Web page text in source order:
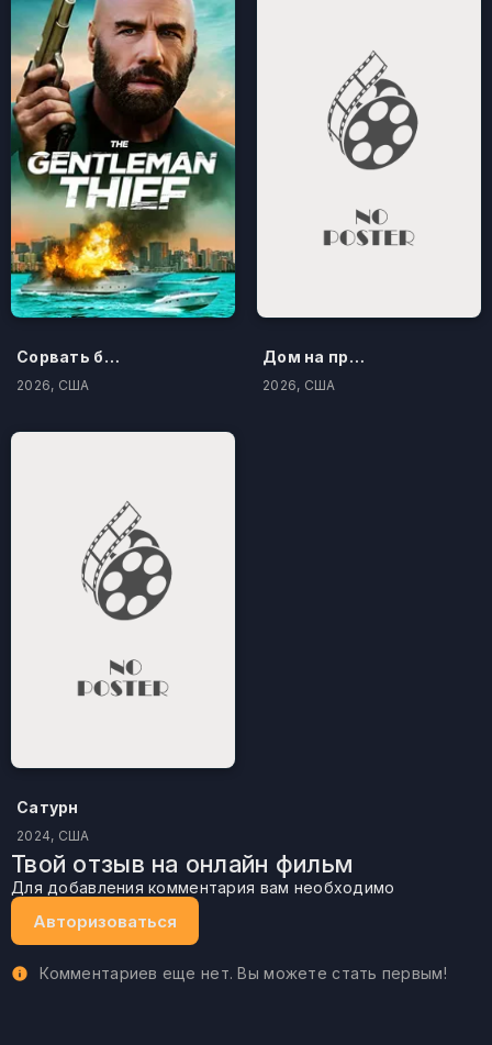
Сорвать банк 3: Вор-джентльмен
2026, США
Дом на проклятом холме
2026, США
Сатурн
2024, США
Твой отзыв на онлайн фильм
Для добавления комментария вам необходимо
Авторизоваться
Комментариев еще нет. Вы можете стать первым!